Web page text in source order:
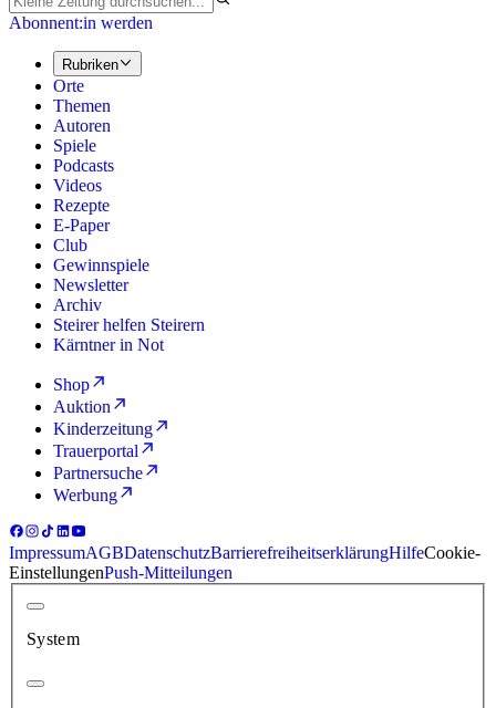
Abonnent:in werden
Rubriken
Orte
Themen
Autoren
Spiele
Podcasts
Videos
Rezepte
E-Paper
Club
Gewinnspiele
Newsletter
Archiv
Steirer helfen Steirern
Kärntner in Not
Shop
Auktion
Kinderzeitung
Trauerportal
Partnersuche
Werbung
ImpressumAGBDatenschutzBarrierefreiheitserklärungHilfeCookie-
EinstellungenPush-Mitteilungen
System